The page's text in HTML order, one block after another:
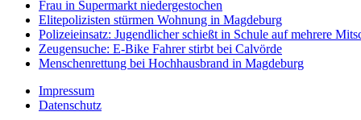
Frau in Supermarkt niedergestochen
Elitepolizisten stürmen Wohnung in Magdeburg
Polizeieinsatz: Jugendlicher schießt in Schule auf mehrere
Zeugensuche: E-Bike Fahrer stirbt bei Calvörde
Menschenrettung bei Hochhausbrand in Magdeburg
Impressum
Datenschutz